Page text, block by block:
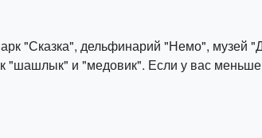
"Сказка", дельфинарий "Немо", музей
"шашлык" и "медовик". Если у вас